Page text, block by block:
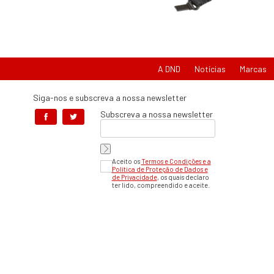
A DND Notícias Marcas
Siga-nos e subscreva a nossa newsletter
Subscreva a nossa newsletter
Aceito osTermos e Condições e a
Política de Proteção de Dados e
de Privacidade, os quais declaro
ter lido, compreendido e aceite.